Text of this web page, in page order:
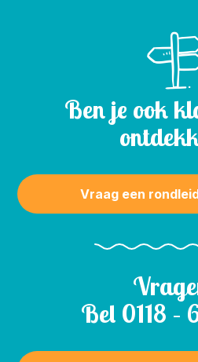
Ben je ook
Vraag een
Bel 0118 –